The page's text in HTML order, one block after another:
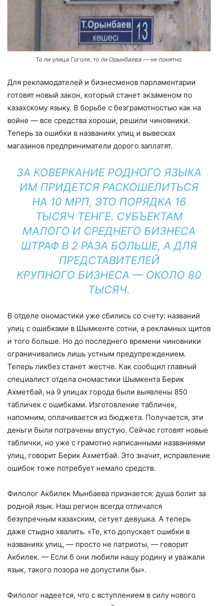
То ли улица Гоголя, то ли Орынбаева — не понятно.
Для рекламодателей и бизнесменов парламентарии
готовят новый закон, который станет экзаменом по
казахскому языку. В борьбе с безграмотностью как на
войне — все средства хороши, решили чиновники.
Теперь за ошибки в названиях улиц и вывесках
магазинов предприниматели дорого заплатят.
ЗА КОВЕРКАНИЕ РОДНОГО ЯЗЫКА
ИМ ПРИДЕТСЯ РАСКОШЕЛИТЬСЯ
НА 10 МРП, ЭТО ПОРЯДКА 16
ТЫСЯЧ ТЕНГЕ. СУБЪЕКТАМ
МАЛОГО И СРЕДНЕГО БИЗНЕСА
ШТРАФ В 2 РАЗА БОЛЬШЕ, А ДЛЯ
ПРЕДСТАВИТЕЛЕЙ
КРУПНОГО БИЗНЕСА — ОКОЛО 80
ТЫСЯЧ.
В отделе ономастики уже сбились со счету: названий
улиц с ошибками в Шымкенте сотни, а рекламных щитов
и того больше. Но до последнего времени чиновники
ограничивались лишь устным предупреждением.
Теперь ликбез станет жестче. Как сообщил главный
специалист отдела ономастики Шымкента Берик
Ахметбай, на 9 улицах города были выявлены 850
табличек с ошибками. Изготовление табличек,
напомним, оплачивается из бюджета. Получается, эти
деньги были потрачены впустую. Сейчас готовят новые
таблички, но уже с грамотно написанными названиями
улиц, говорит Берик Ахметбай. Это значит, исправление
ошибок тоже потребует немало средств.
Филолог Акбилек Мынбаева признается: душа болит за
родной язык. Наш регион всегда отличался
безупречным казахским, сетует девушка. А теперь
даже стыдно хвалить. «Те, кто допускает ошибки в
названиях улиц, — просто не патриоты, — говорит
Акбилек. — Если б они любили нашу родину и уважали
язык, такого позора не допустили бы».
Филолог надеется, что с вступлением в силу нового